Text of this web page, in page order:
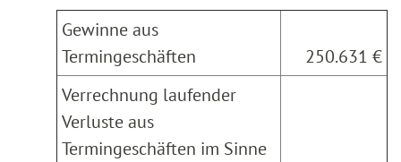
Gewinne aus
Termingeschäften
250.631 €
Verrechnung laufender
Verluste aus
Termingeschäften im Sinne